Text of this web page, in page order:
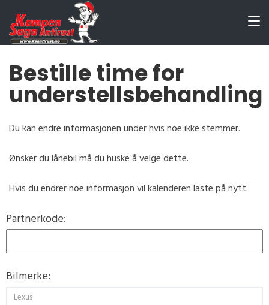
Bestille time for
understellsbehandling
Du kan endre informasjonen under hvis noe ikke stemmer.
Ønsker du lånebil må du huske å velge dette.
Hvis du endrer noe informasjon vil kalenderen laste på nytt.
Partnerkode:
Bilmerke:
Lexus